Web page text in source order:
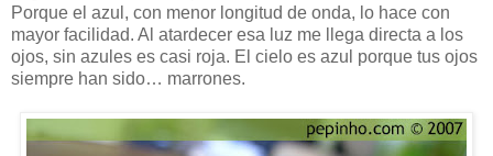
Porque el azul, con menor longitud de onda, lo hace con
mayor facilidad. Al atardecer esa luz me llega directa a los
ojos, sin azules es casi roja. El cielo es azul porque tus ojos
siempre han sido… marrones.